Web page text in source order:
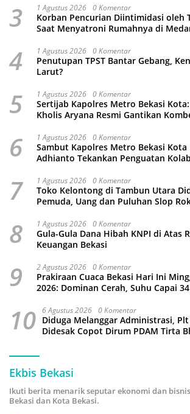
3 1 Agustus 2026 0 Komentar
Korban Pencurian Diintimidasi oleh
Saat Menyatroni Rumahnya di
4 1 Agustus 2026 0 Komentar
Penutupan TPST Bantar Gebang,
Larut?
5 1 Agustus 2026 0 Komentar
Sertijab Kapolres Metro Bekasi
Kholis Aryana Resmi Gantikan
6 1 Agustus 2026 0 Komentar
Sambut Kapolres Metro Bekasi Kota
Adhianto Tekankan Penguatan
7 1 Agustus 2026 0 Komentar
Toko Kelontong di Tambun Utara
Pemuda, Uang dan Puluhan Slop
8 1 Agustus 2026 0 Komentar
Gula-Gula Dana Hibah KNPI di Atas
Keuangan Bekasi
9 2 Agustus 2026 0 Komentar
Prakiraan Cuaca Bekasi Hari Ini
2026: Dominan Cerah, Suhu Capai
10 6 Agustus 2026 0 Komentar
Diduga Melanggar Administrasi,
Didesak Copot Dirum PDAM Tirta
Ekbis Bekasi
Ikuti berita menarik seputar ekonomi dan
Bekasi dan Kota Bekasi.